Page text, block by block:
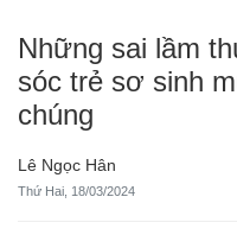
Những sai lầm
sóc trẻ sơ sinh
chúng
Lê Ngọc Hân
Thứ Hai, 18/03/2024